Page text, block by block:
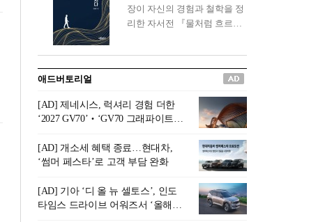
신간 『은퇴연옥』을 내놓았
다.단테는 지옥을 '모든 희망을
록 고문은 새로운 시각을 제시
0년의 과도기는 지옥이 아니라
정화와 성장의 공간인 ‘은퇴연
옥(Purgatory)’이라는 것이다.
연옥은 고통스럽지만 끝이 있
으며, 준비를 통해 천국으로 나
아갈 수 있는 희망의 장소라고
말한
장이 자신의 경험과 철학을 정
리한 자서전 『물처럼 흐르고
통 관료 출신으로 한국 금융의
주요 변곡점마다 중요한 역할
을 하고 금융 경영인으로서 큰
족적을 남긴 김 전 회장이 후배
세대에게 전하는 삶의 조언을
담은 인생 노트다.『물처럼 흐
르고 원칙으로 서다』는 단순
한 자서전을 넘어, 실패를 두려
워하지 않는 용기와 자신에 대
한 믿음이 어떻게 삶을 풍요롭
게 만드는지를 보여주는 지혜
의 보고로 평가된다.김용환 전
애드버토리얼
[AD] 제네시스, 럭셔리 경험 더한
‘2027 GV70’‧‘GV70 그래파이트’
[AD] 개소세 혜택 종료…현대차,
‘썸머 페스타’로 고객 부담 완화
[AD] 기아 ‘디 올 뉴 셀토스’, 인도
타임스 드라이브 어워즈서 ‘올해의